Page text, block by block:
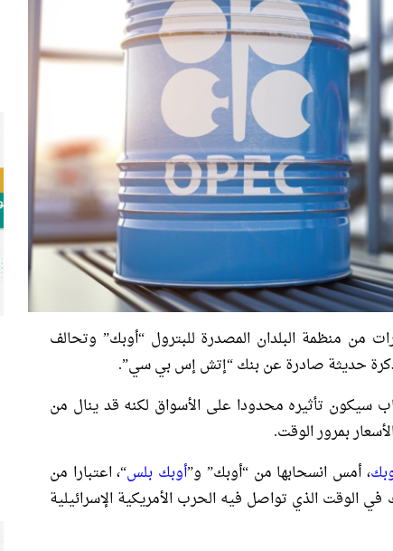
من منظمة البلدان المصدرة للبترول “أوبك” وتحالف
حديثة صادرة عن بنك “إتش إس بي سي”.
تأثيره محدودا على الأسواق لكنه قد ينال من
بمرور الوقت.
، أمس انسحابها من “أوبك” و”أوبك بلس“، اعتبارا من
الوقت الذي تواصل فيه الحرب ​الأمريكية الإسرائيلية